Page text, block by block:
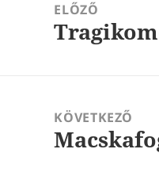
navigációELŐZŐ
Korábbi
KÖVETKEZŐ
Következő